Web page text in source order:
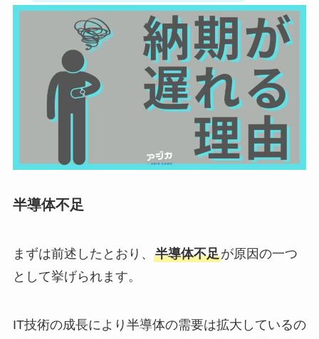
半導体不足
まずは前述したとおり、 半導体不足が原因の一つ
として挙げられます。
IT技術の成長により半導体の需要は拡大しているの